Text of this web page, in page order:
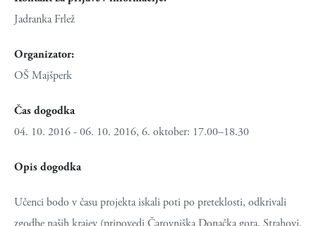
Jadranka Frlež
Organizator:
OŠ Majšperk
Čas dogodka
04. 10. 2016 - 06. 10. 2016, 6. oktober: 17.00–18.30
Opis dogodka
Učenci bodo v času projekta iskali poti po preteklosti, odkrivali